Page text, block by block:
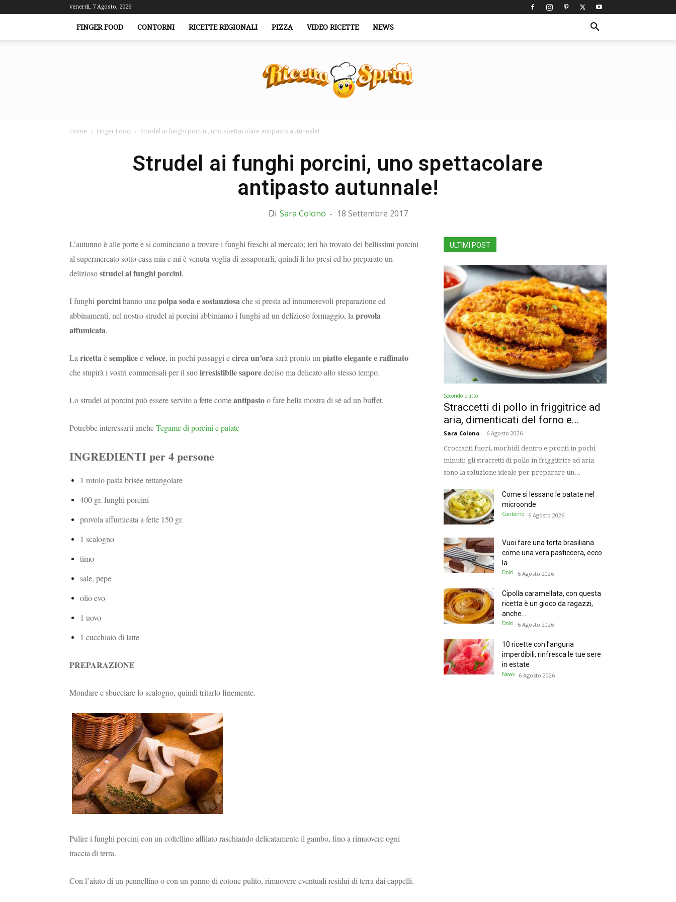
venerdì, 7 Agosto, 2026
FINGER FOOD CONTORNI RICETTE REGIONALI PIZZA VIDEO RICETTE NEWS
Home Finger Food Strudel ai funghi porcini, uno spettacolare antipasto autunnale!
Strudel ai funghi porcini, uno spettacolare
antipasto autunnale!
Di Sara Colono - 18 Settembre 2017
L’autunno è alle porte e si cominciano a trovare i funghi freschi al mercato; ieri ho trovato dei bellissimi porcini
al supermercato sotto casa mia e mi è venuta voglia di assaporarli, quindi li ho presi ed ho preparato un
deliziosostrudel ai funghi porcini.
I funghi porcinihanno una polpa soda e sostanziosache si presta ad innumerevoli preparazione ed
abbinamenti, nel nostro strudel ai porcini abbiniamo i funghi ad un delizioso formaggio, la provola
affumicata.
La ricettaèsempliceeveloce, in pochi passaggi ecirca un’orasarà pronto un piattoelegante e raffinato
che stupirà i vostri commensali per il suoirresistibile saporedeciso ma delicato allo stesso tempo.
Lo strudel ai porcini può essere servito a fette comeantipastoo fare bella mostra di sé ad un buffet.
Potrebbe interessarti ancheTegame di porcini e patate
INGREDIENTI per 4 persone
1 rotolo pasta brisée rettangolare
400 gr. funghi porcini
provola affumicata a fette 150 gr.
1 scalogno
timo
sale, pepe
olio evo
1 uovo
1 cucchiaio di latte
PREPARAZIONE
Mondare e sbucciare lo scalogno, quindi tritarlo finemente.
Pulire i funghi porcini con un coltellino affilato raschiando delicatamente il gambo, fino a rimuovere ogni
traccia di terra.
Con l’aiuto di un pennellino o con un panno di cotone pulito, rimuovere eventuali residui di terra dai cappelli.
ULTIMI POST
Secondo piatto
Straccetti di pollo in friggitrice ad
aria, dimenticati del forno e...
Sara Colono - 6 Agosto 2026
Croccanti fuori, morbidi dentro e pronti in pochi
minuti: gli straccetti di pollo in friggitrice ad aria
sono la soluzione ideale per preparare un...
Come si lessano le patate nel
microonde
Contorno 6 Agosto 2026
Vuoi fare una torta brasiliana
come una vera pasticcera, ecco
la...
Dolci 6 Agosto 2026
Cipolla caramellata, con questa
ricetta è un gioco da ragazzi,
anche...
Dolci 6 Agosto 2026
10 ricette con l’anguria
imperdibili, rinfresca le tue sere
in estate
News 6 Agosto 2026